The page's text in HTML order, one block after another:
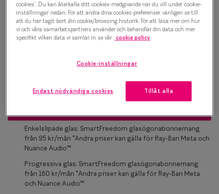
Taberg
Bågstorlek
S
Osäker på vilken storlek du har? Se vår
Enkelslipade glas: SmartFreedom glasögonabonnemang
från 95 kr/mån *Andra priser kan gälla för Ray-Ban Meta och
Nuance Audio™
Progressiva glas: SmartFreedom glasögonabonnemang
från 160 kr/mån *Andra priser kan gälla för Ray-Ban Meta
och Nuance Audio™
cookies”. Du kan återkalla ditt cookies-medgivande när du vill under ’cookie-
inställningar’ nedan. För att ändra dina cookies-preferenser, vänligen se till
att du har tagit bort din cookie/browsing historik. För att läsa mer om hur
vi och våra samarbetspartners använder och behandlar din data och mer
specifikt vilken data vi samlar in, se vår cookie policy
Cookie-inställningar
Endast nödvändiga cookies Tillåt alla